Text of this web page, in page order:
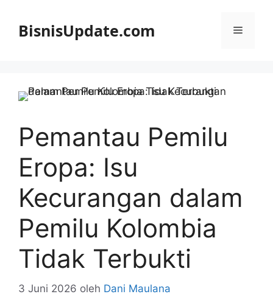
BisnisUpdate.com Menu
Pemantau Pemilu
Eropa: Isu
Kecurangan dalam
Pemilu Kolombia
Tidak Terbukti
3 Juni 2026 oleh Dani Maulana